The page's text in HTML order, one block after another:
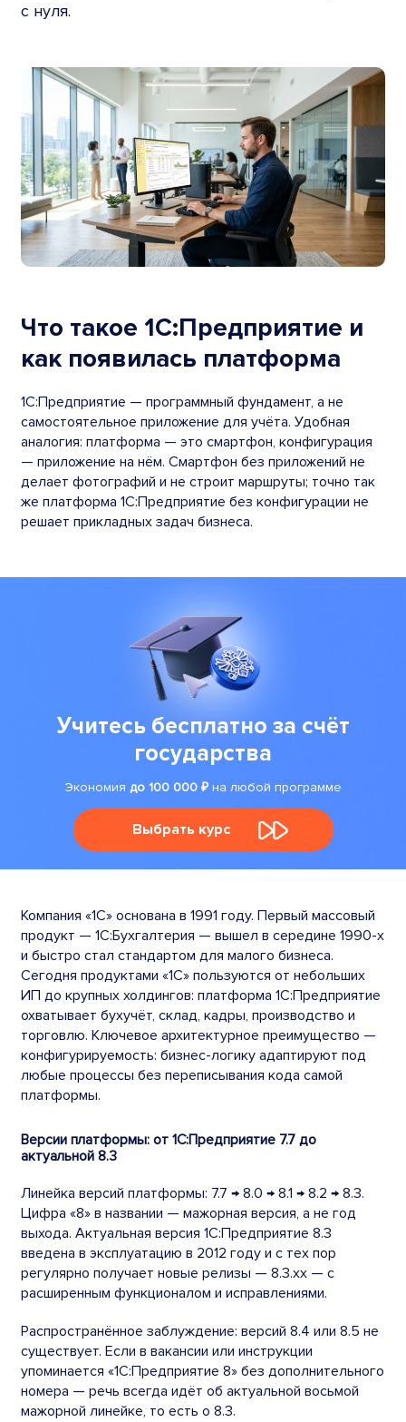
с нуля.
Что такое 1С:Предприятие и
как появилась платформа
1С:Предприятие — программный фундамент, а не
самостоятельное приложение для учёта. Удобная
аналогия: платформа — это смартфон, конфигурация
— приложение на нём. Смартфон без приложений не
делает фотографий и не строит маршруты; точно так
же платформа 1С:Предприятие без конфигурации не
решает прикладных задач бизнеса.
Учитесь бесплатно за счёт
государства
Экономия до 100 000 ₽на любой программе
Выбрать курс
Компания «1С» основана в 1991 году. Первый массовый
продукт — 1С:Бухгалтерия — вышел в середине 1990-х
и быстро стал стандартом для малого бизнеса.
Сегодня продуктами «1С» пользуются от небольших
ИП до крупных холдингов: платформа 1С:Предприятие
охватывает бухучёт, склад, кадры, производство и
торговлю. Ключевое архитектурное преимущество —
конфигурируемость: бизнес-логику адаптируют под
любые процессы без переписывания кода самой
платформы.
Версии платформы: от 1С:Предприятие 7.7 до
актуальной 8.3
Линейка версий платформы: 7.7 → 8.0 → 8.1 → 8.2 → 8.3.
Цифра «8» в названии — мажорная версия, а не год
выхода. Актуальная версия 1С:Предприятие 8.3
введена в эксплуатацию в 2012 году и с тех пор
регулярно получает новые релизы — 8.3.xx — с
расширенным функционалом и исправлениями.
Распространённое заблуждение: версий 8.4 или 8.5 не
существует. Если в вакансии или инструкции
упоминается «1С:Предприятие 8» без дополнительного
номера — речь всегда идёт об актуальной восьмой
мажорной линейке, то есть о 8.3.